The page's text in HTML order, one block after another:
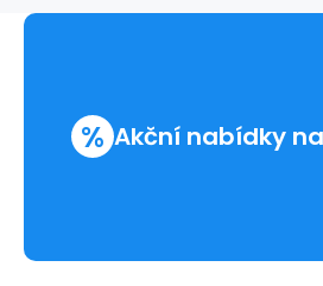
-
% Akční nabídky